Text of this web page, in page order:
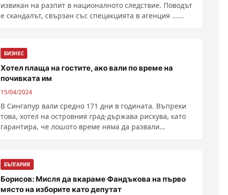
извикан на разпит в националното следствие. Поводът
е скандалът, свързан със спецакцията в агенция ......
БИЗНЕС
Хотел плаща на гостите, ако вали по време на
почивката им
15/04/2024
В Сингапур вали средно 171 дни в годината. Въпреки
това, хотел на островния град-държава рискува, като
гарантира, че лошото време няма да развали
БЪЛГАРИЯ
Борисов: Мисля да вкараме Фандъкова на първо
място на изборите като депутат